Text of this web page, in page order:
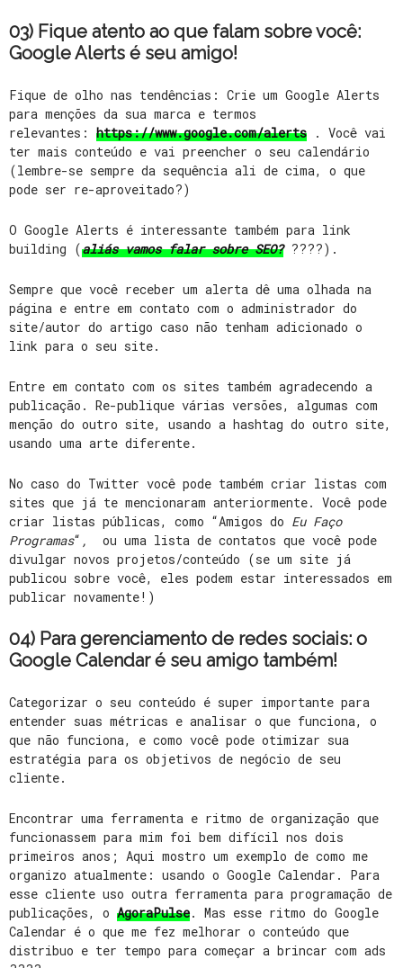
03) Fique atento ao que falam sobre você:
Google Alerts é seu amigo!
Fique de olho nas tendências: Crie um Google Alerts
para menções da sua marca e termos
relevantes: https://www.google.com/alerts . Você vai
ter mais conteúdo e vai preencher o seu calendário
(lembre-se sempre da sequência ali de cima, o que
pode ser re-aproveitado?)
O Google Alerts é interessante também para link
building (aliás vamos falar sobre SEO?????).
Sempre que você receber um alerta dê uma olhada na
página e entre em contato com o administrador do
site/autor do artigo caso não tenham adicionado o
link para o seu site.
Entre em contato com os sites também agradecendo a
publicação. Re-publique várias versões, algumas com
menção do outro site, usando a hashtag do outro site,
usando uma arte diferente.
No caso do Twitter você pode também criar listas com
sites que já te mencionaram anteriormente. Você pode
criar listas públicas, como “Amigos do Eu Faço
Programas“ ,
ou uma lista de contatos que você pode
divulgar novos projetos/conteúdo (se um site já
publicou sobre você, eles podem estar interessados em
publicar novamente!)
04) Para gerenciamento de redes sociais: o
Google Calendar é seu amigo também!
Categorizar o seu conteúdo é super importante para
entender suas métricas e analisar o que funciona, o
que não funciona, e como você pode otimizar sua
estratégia para os objetivos de negócio de seu
cliente.
Encontrar uma ferramenta e ritmo de organização que
funcionassem para mim foi bem difícil nos dois
primeiros anos; Aqui mostro um exemplo de como me
organizo atualmente: usando o Google Calendar. Para
esse cliente uso outra ferramenta para programação de
publicações, o AgoraPulse. Mas esse ritmo do Google
Calendar é o que me fez melhorar o conteúdo que
distribuo e ter tempo para começar a brincar com ads